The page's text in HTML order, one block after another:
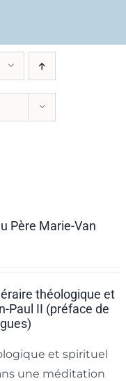
Père Marie-Van
théologique et
Paul II (préface de
et spirituel
une méditation